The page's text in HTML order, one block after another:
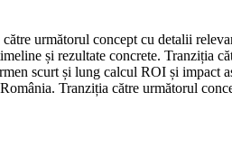
următorul concept cu detalii
și rezultate concrete. Tranziția
scurt și lung calcul ROI și
Tranziția către următorul